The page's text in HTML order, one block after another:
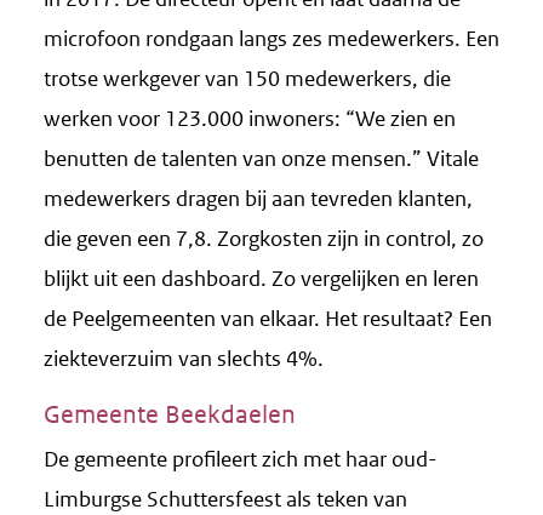
microfoon rondgaan langs zes medewerkers. Een
trotse werkgever van 150 medewerkers, die
werken voor 123.000 inwoners: “We zien en
benutten de talenten van onze mensen.” Vitale
medewerkers dragen bij aan tevreden klanten,
die geven een 7,8. Zorgkosten zijn in control, zo
blijkt uit een dashboard. Zo vergelijken en leren
de Peelgemeenten van elkaar. Het resultaat? Een
ziekteverzuim van slechts 4%.
Gemeente Beekdaelen
De gemeente profileert zich met haar oud-
Limburgse Schuttersfeest als teken van